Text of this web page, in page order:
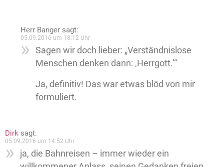
Herr Banger sagt:
05.09.2016 um 18:12 Uhr
Sagen wir doch lieber: „Verständnislose
Menschen denken dann: ‚Herrgott.’“
Ja, definitiv! Das war etwas blöd von mir
formuliert.
Dirk sagt:
05.09.2016 um 14:52 Uhr
ja, die Bahnreisen – immer wieder ein